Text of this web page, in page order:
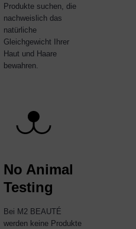
Produkte suchen, die
nachweislich das
natürliche
Gleichgewicht Ihrer
Haut und Haare
bewahren.
No Animal
Testing
Bei M2 BEAUTÉ
werden keine Produkte